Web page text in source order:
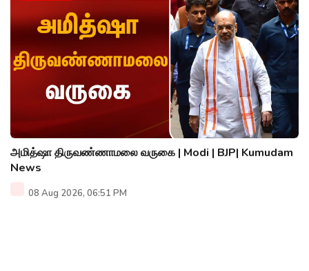
அமித்ஷா திருவண்ணாமலை வருகை | Modi | BJP| Kumudam
News
08 Aug 2026, 06:51 PM